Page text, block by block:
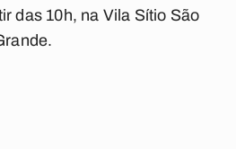
das 10h, na Vila Sítio São